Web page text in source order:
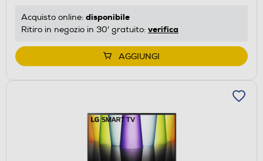
Acquisto online: disponibile
Ritiro in negozio in 30' gratuito: verifica
AGGIUNGI